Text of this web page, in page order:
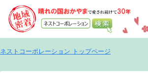
ネストコーポレーション トップページ